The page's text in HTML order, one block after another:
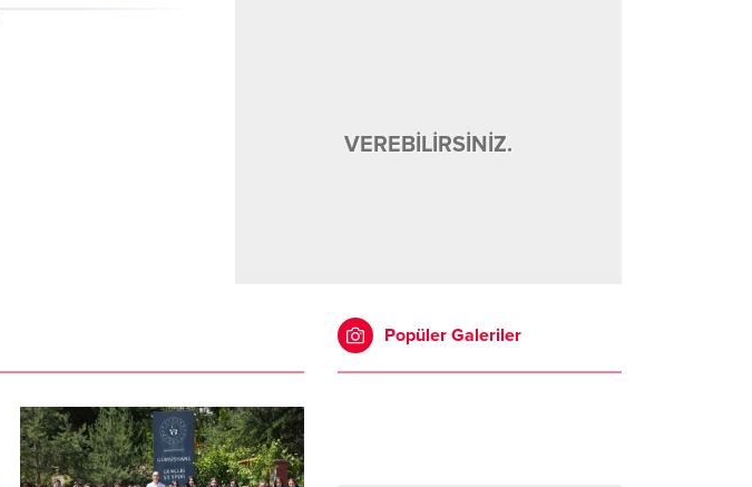
VEREBİLİRSİNİZ.
Popüler Galeriler